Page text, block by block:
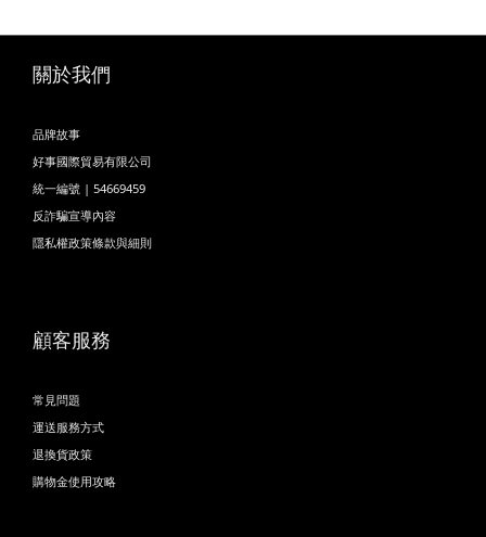
關於我們
品牌故事
好事國際貿易有限公司
統一編號 | 54669459
反詐騙宣導內容
隱私權政策條款與細則
顧客服務
常見問題
運送服務方式
退換貨政策
購物金使用攻略